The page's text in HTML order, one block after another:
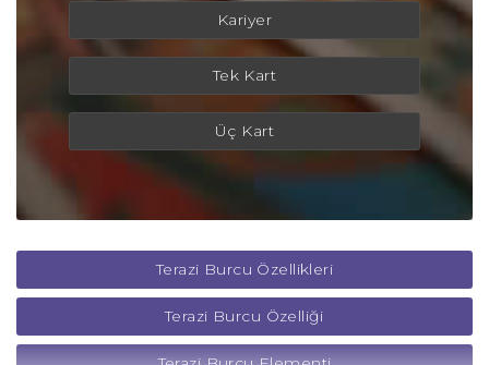
Kariyer
Tek Kart
Üç Kart
Terazi Burcu Özellikleri
Terazi Burcu Özelliği